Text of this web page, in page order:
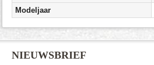
Modeljaar
NIEUWSBRIEF